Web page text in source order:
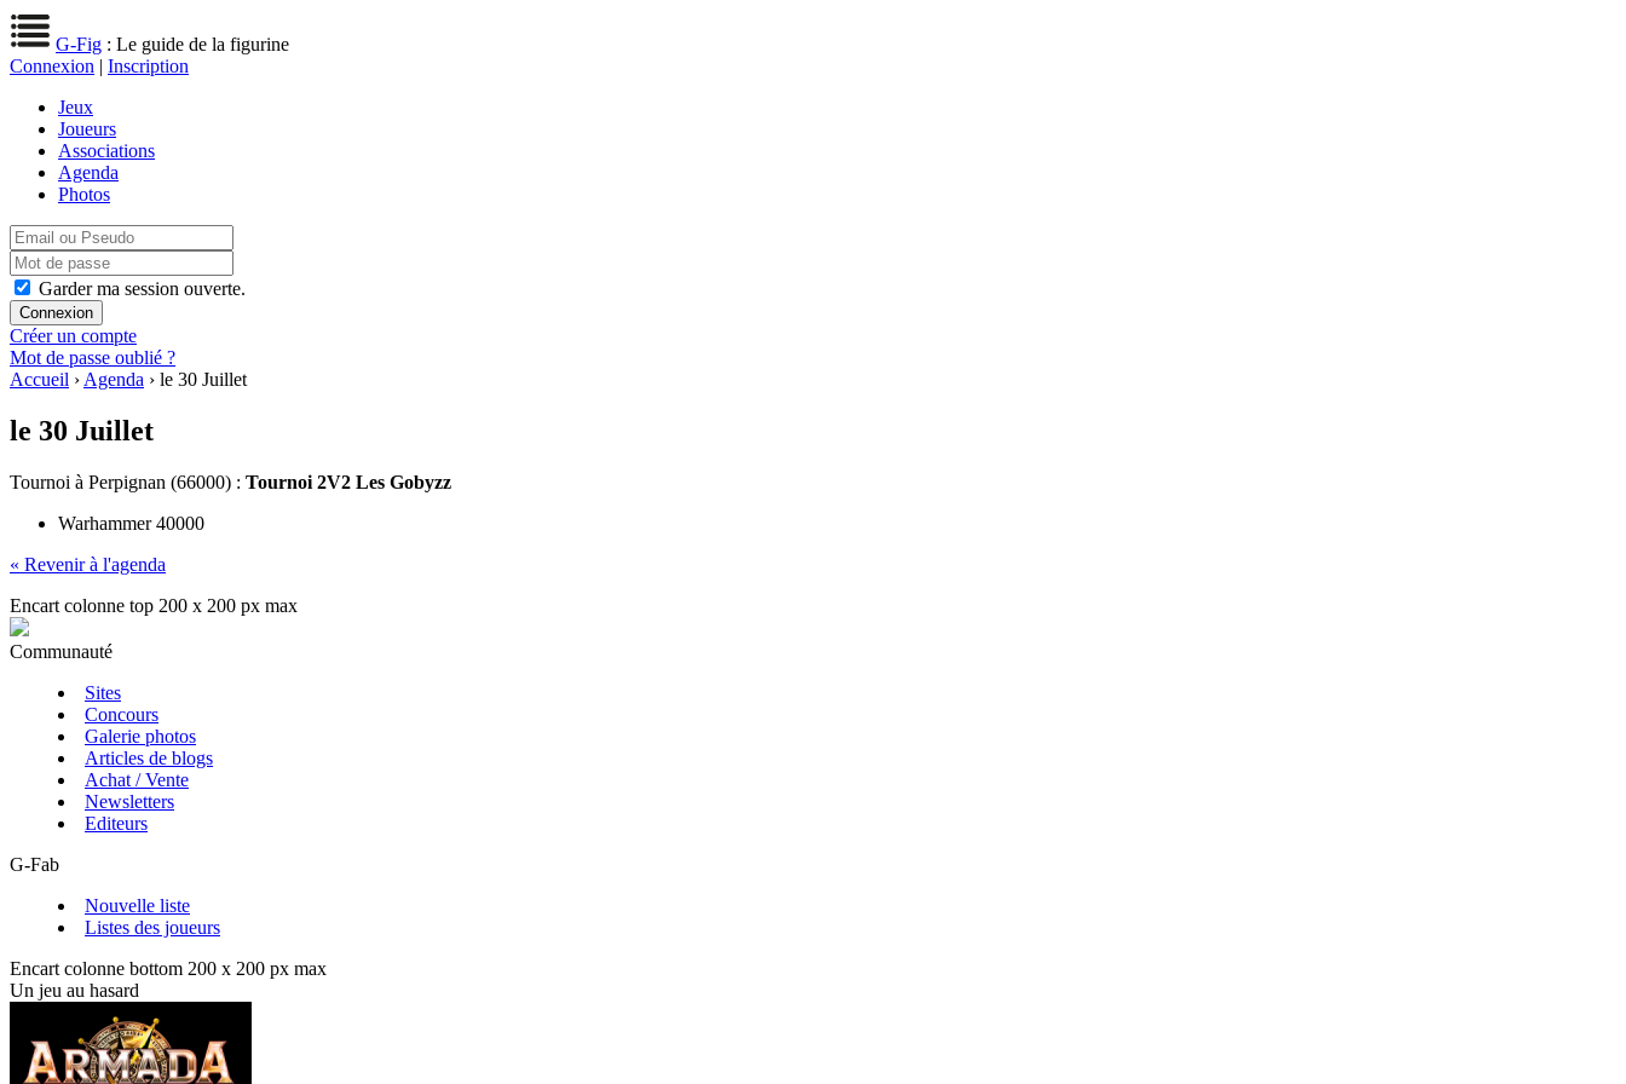
G-Fig : Le guide de la figurine
Connexion | Inscription
Jeux
Joueurs
Associations
Agenda
Photos
Garder ma session ouverte.
Créer un compte
Mot de passe oublié ?
Accueil › Agenda › le 30 Juillet
le 30 Juillet
Tournoi à Perpignan (66000) : Tournoi 2V2 Les Gobyzz
Warhammer 40000
« Revenir à l'agenda
Encart colonne top 200 x 200 px max
Communauté
Sites
Concours
Galerie photos
Articles de blogs
Achat / Vente
Newsletters
Editeurs
G-Fab
Nouvelle liste
Listes des joueurs
Encart colonne bottom 200 x 200 px max
Un jeu au hasard